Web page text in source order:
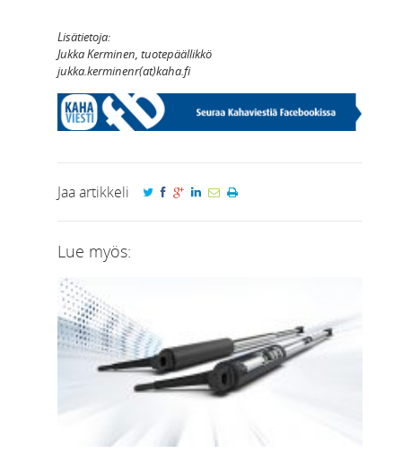
Lisätietoja:
Jukka Kerminen, tuotepäällikkö
jukka.kerminenr(at)kaha.fi
Jaa artikkeli
Lue myös: